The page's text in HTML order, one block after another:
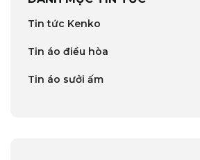
Tin tức Kenko
Tin áo điều hòa
Tin áo sưởi ấm